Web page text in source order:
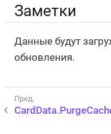
Заметки
Данные будут
обновления.